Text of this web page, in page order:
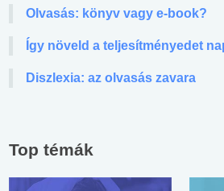
Olvasás: könyv vagy e-book?
Így növeld a teljesítményedet
Diszlexia: az olvasás zavara
Top témák